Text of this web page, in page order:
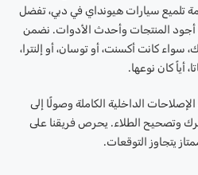
تلميع سيارات هيونداي في دبي، تفضل
أجود المنتجات وأحدث الأدوات. نضمن
سواء كانت أكسنت، أو توسان، أو إلنترا،
أياً كان نوعها.
الداخلية الكاملة وصولًا إلى
وتصحيح الطلاء. يحرص فريقنا على
يتجاوز التوقعات.